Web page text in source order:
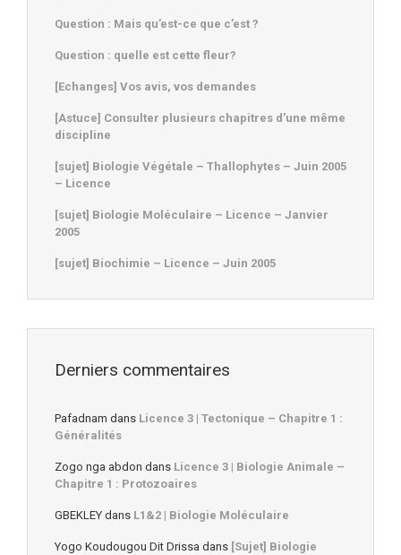
Question : Mais qu’est-ce que c’est ?
Question : quelle est cette fleur?
[Echanges] Vos avis, vos demandes
[Astuce] Consulter plusieurs chapitres d’une même
discipline
[sujet] Biologie Végétale – Thallophytes – Juin 2005
– Licence
[sujet] Biologie Moléculaire – Licence – Janvier
2005
[sujet] Biochimie – Licence – Juin 2005
Derniers commentaires
Pafadnam dans Licence 3 | Tectonique – Chapitre 1 :
Généralités
Zogo nga abdon dans Licence 3 | Biologie Animale –
Chapitre 1 : Protozoaires
GBEKLEY dans L1&2 | Biologie Moléculaire
Yogo Koudougou Dit Drissa dans [Sujet] Biologie